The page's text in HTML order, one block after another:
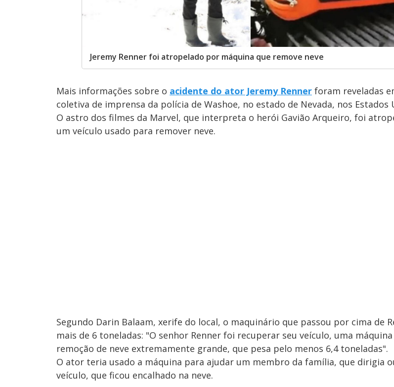
Jeremy Renner foi atropelado por máquina que remove neve
Mais informações sobre o acidente do ator Jeremy Renner foram reveladas
coletiva de imprensa da polícia de Washoe, no estado de Nevada, nos Estados
O astro dos filmes da Marvel, que interpreta o herói Gavião Arqueiro, foi
um veículo usado para remover neve.
Segundo Darin Balaam, xerife do local, o maquinário que passou por cima de
mais de 6 toneladas: "O senhor Renner foi recuperar seu veículo, uma máquina
remoção de neve extremamente grande, que pesa pelo menos 6,4 toneladas".
O ator teria usado a máquina para ajudar um membro da família, que dirigia
veículo, que ficou encalhado na neve.